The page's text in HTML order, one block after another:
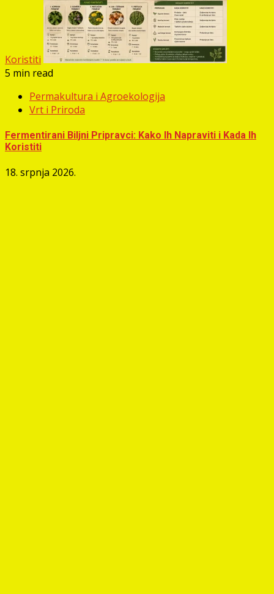
Koristiti
5 min read
Permakultura i Agroekologija
Vrt i Priroda
Fermentirani Biljni Pripravci: Kako Ih Napraviti i Kada Ih
Koristiti
18. srpnja 2026.